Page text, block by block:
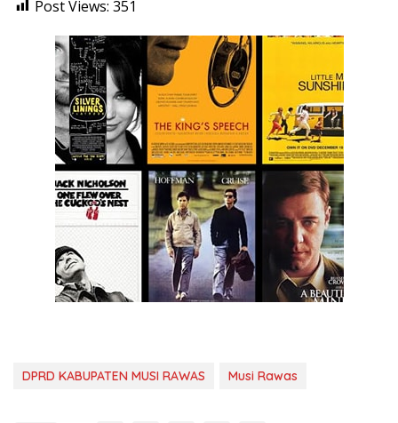
Post Views: 351
DPRD KABUPATEN MUSI RAWAS Musi Rawas